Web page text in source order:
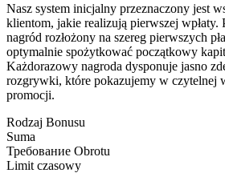
Nasz system inicjalny przeznaczony jest
klientom, jakie realizują pierwszej wpłaty.
nagród rozłożony na szereg pierwszych
optymalnie spożytkować początkowy
Każdorazowy nagroda dysponuje jasno
rozgrywki, które pokazujemy w czytelnej
promocji.
Rodzaj Bonusu
Suma
Требование Obrotu
Limit czasowy